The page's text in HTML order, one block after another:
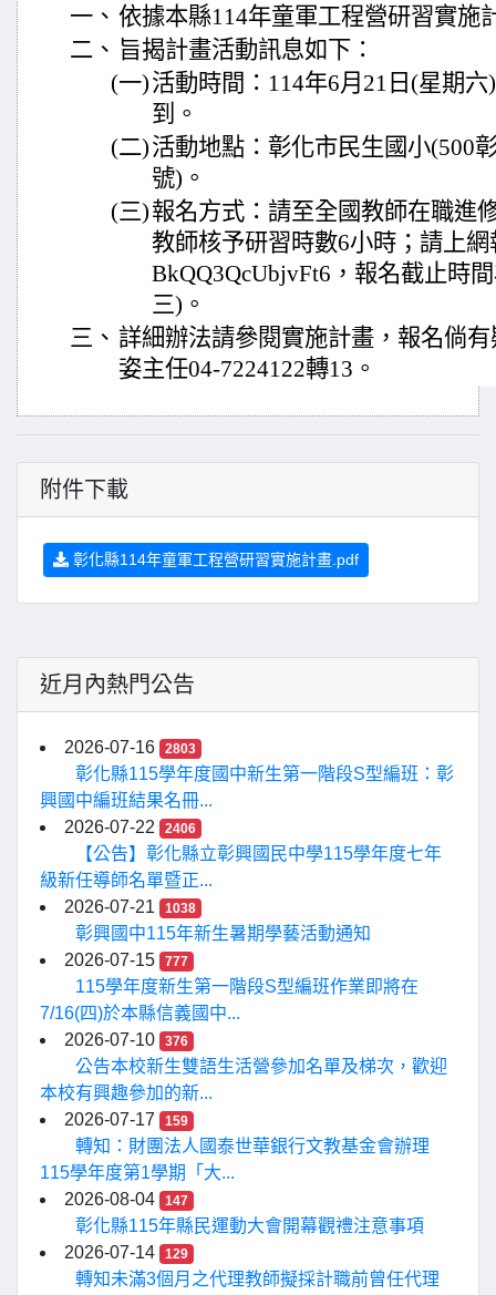
一、 依據本縣114年童軍工程營研習實施
二、 旨揭計畫活動訊息如下：
(一)活動時間：114年6月21日(星期
到。
(二)活動地點：彰化市民生國小(500
號)。
(三)報名方式：請至全國教師在職進
教師核予研習時數6小時；請上網
BkQQ3QcUbjvFt6，報名截止時
三)。
三、 詳細辦法請參閱實施計畫，報名倘
姿主任04-7224122轉13。
附件下載
彰化縣114年童軍工程營研習實施計畫.pdf
近月內熱門公告
2026-07-16 2803
彰化縣115學年度國中新生第一階段S型編班：彰
興國中編班結果名冊...
2026-07-22
2406
【公告】彰化縣立彰興國民中學115學年度七年
級新任導師名單暨正...
2026-07-21
1038
彰興國中115年新生暑期學藝活動通知
2026-07-15
777
115學年度新生第一階段S型編班作業即將在
7/16(四)於本縣信義國中...
2026-07-10
376
公告本校新生雙語生活營參加名單及梯次，歡迎
本校有興趣參加的新...
2026-07-17
159
轉知：財團法人國泰世華銀行文教基金會辦理
115學年度第1學期「大...
2026-08-04
147
彰化縣115年縣民運動大會開幕觀禮注意事項
2026-07-14
129
轉知未滿3個月之代理教師擬採計職前曾任代理